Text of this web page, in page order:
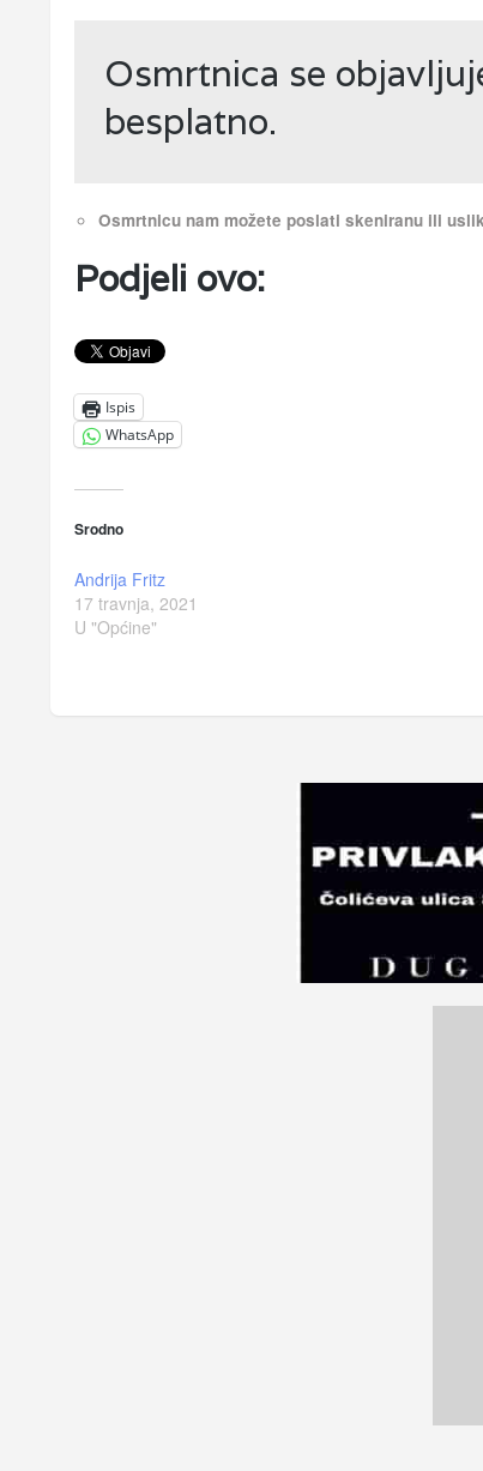
Osmrtnica se
besplatno.
Osmrtnicu nam možete poslati skeniranu ili
Podjeli ovo:
Ispis
WhatsApp
Srodno
Andrija Fritz
17 travnja, 2021
U "Općine"